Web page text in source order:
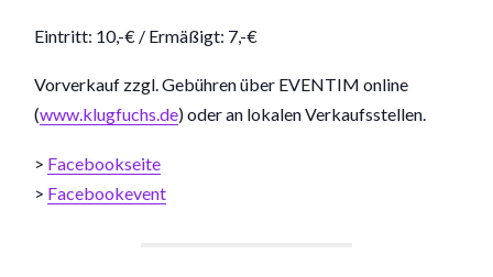
Eintritt: 10,-€ / Ermäßigt: 7,-€
Vorverkauf zzgl. Gebühren über EVENTIM online
(www.klugfuchs.de) oder an lokalen Verkaufsstellen.
> Facebookseite
> Facebookevent